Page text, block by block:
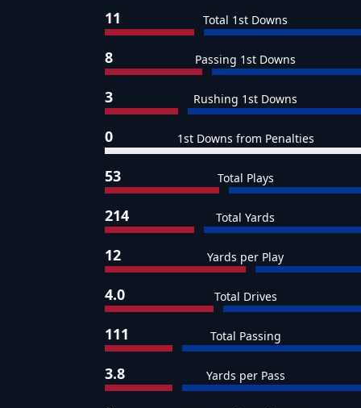
11 Total 1st Downs
8 Passing 1st Downs
3 Rushing 1st Downs
0 1st Downs from Penalties
53 Total Plays
214 Total Yards
12 Yards per Play
4.0 Total Drives
111 Total Passing
3.8 Yards per Pass